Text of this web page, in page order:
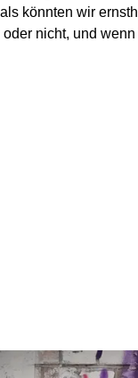
könnten wir
nicht, und